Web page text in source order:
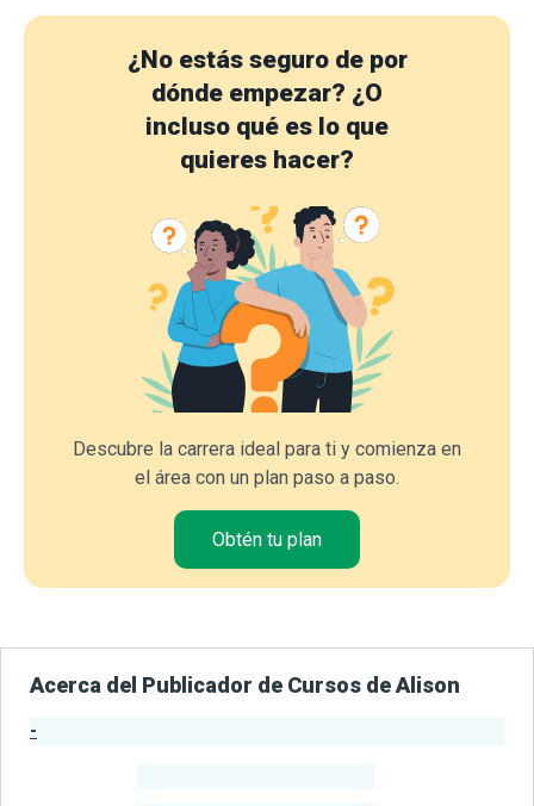
¿No estás seguro de por
dónde empezar? ¿O
incluso qué es lo que
quieres hacer?
Descubre la carrera ideal para ti y comienza en
el área con un plan paso a paso.
Obtén tu plan
Acerca del Publicador de Cursos de Alison
-